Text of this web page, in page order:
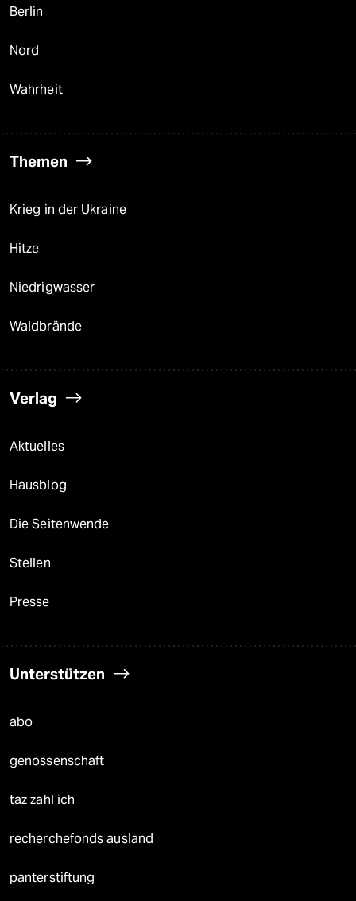
Berlin
Nord
Wahrheit
Themen
Krieg in der Ukraine
Hitze
Niedrigwasser
Waldbrände
Verlag
Aktuelles
Hausblog
Die Seitenwende
Stellen
Presse
Unterstützen
abo
genossenschaft
taz zahl ich
recherchefonds ausland
panterstiftung